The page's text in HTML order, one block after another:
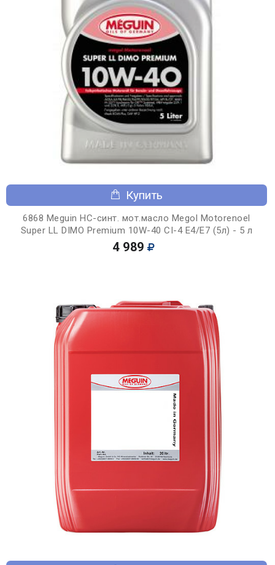
Купить
6868 Meguin НС-синт. мот.масло Megol Motorenoel
Super LL DIMO Premium 10W-40 CI-4 E4/E7 (5л) - 5 л
4 989